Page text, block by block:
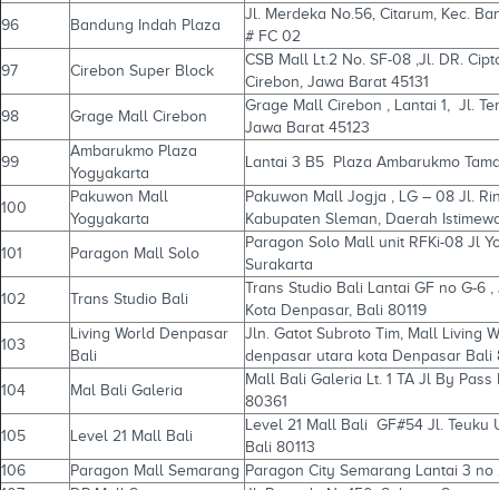
96 Bandung Indah Plaza
Jl. Merdeka No.56, Citarum, Kec.
# FC 02
97 Cirebon Super Block
CSB Mall Lt.2 No. SF-08 ,Jl. DR.
Cirebon, Jawa Barat 45131
98 Grage Mall Cirebon
Grage Mall Cirebon , Lantai 1, Jl.
Jawa Barat 45123
99
Ambarukmo Plaza
Yogyakarta
Lantai 3 B5 Plaza Ambarukmo
100
Pakuwon Mall
Yogyakarta
Pakuwon Mall Jogja , LG – 08 Jl.
Kabupaten Sleman, Daerah
101 Paragon Mall Solo
Paragon Solo Mall unit RFKi-08 Jl
Surakarta
102 Trans Studio Bali
Trans Studio Bali Lantai GF no G-6
Kota Denpasar, Bali 80119
103
Living World Denpasar
Bali
Jln. Gatot Subroto Tim, Mall Living
denpasar utara kota Denpasar Bali
104 Mal Bali Galeria
Mall Bali Galeria Lt. 1 TA Jl By
80361
105 Level 21 Mall Bali
Level 21 Mall Bali GF#54 Jl. Teuku
Bali 80113
106
Paragon Mall Semarang Paragon City Semarang Lantai 3